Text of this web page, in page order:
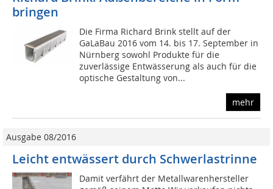
bringen
Die Firma Richard Brink stellt auf der
GaLaBau 2016 vom 14. bis 17. September in
Nürnberg sowohl Produkte für die
zuverlässige Entwässerung als auch für die
optische Gestaltung von...
mehr
Ausgabe 08/2016
Leicht entwässert durch Schwerlastrinne
Damit verfährt der Metallwarenhersteller